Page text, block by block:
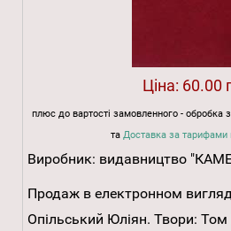
Ціна: 60.00
плюс до вартості замовленного - обробка
та Доставка за тарифами
Виробник: видавництво
Продаж в електронном
Опільський Юліян. Твори: Том